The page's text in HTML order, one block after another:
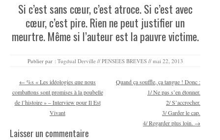
Si c’est sans cœur, c’est atroce. Si c’est avec
cœur, c’est pire. Rien ne peut justifier un
meurtre. Même si l’auteur est la pauvre victime.
Publier par : Tugdual Derville // PENSEES BREVES // mai 22, 2013
Navigation des articles
← %s « Les idéologies que nous
combattons sont promises à la poubelle
de l’histoire » – Interview pour Il Est
Vivant
Quand ça souffle, ça tangue ! Donc :
1/ Ne pas s’en étonner.
2/ S’accrocher.
3/ Garder le cap.
4/ Regarder plus loin. →
Laisser un commentaire